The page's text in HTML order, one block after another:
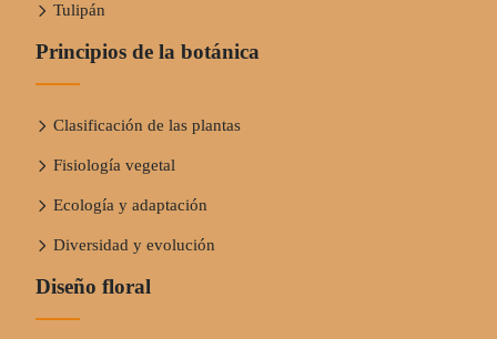
Tulipán
Principios de la botánica
Clasificación de las plantas
Fisiología vegetal
Ecología y adaptación
Diversidad y evolución
Diseño floral